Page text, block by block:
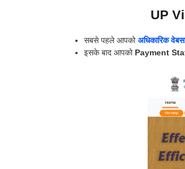
UP
सबसे पहले आपकोअधिकारिक
इसके बाद आपको Payment